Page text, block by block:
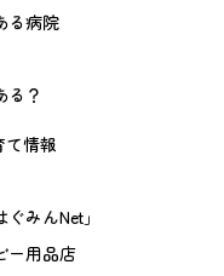
る病院
る？
情報
みんNet」
ー用品店